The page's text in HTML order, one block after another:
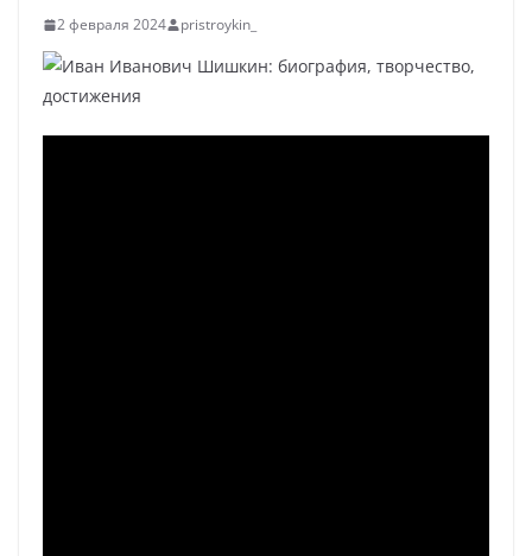
2 февраля 2024 pristroykin_